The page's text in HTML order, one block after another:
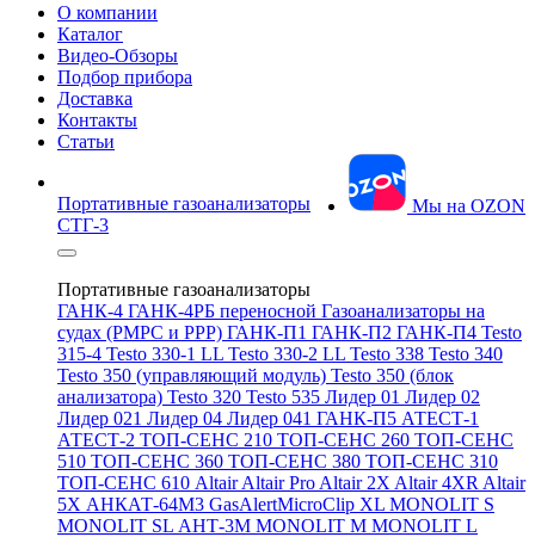
О компании
Каталог
Видео-Обзоры
Подбор прибора
Доставка
Контакты
Статьи
Мы на OZON
Портативные газоанализаторы
СТГ-3
Портативные газоанализаторы
ГАНК-4 ГАНК-4РБ переносной Газоанализаторы на
судах (РМРС и РРР) ГАНК-П1 ГАНК-П2 ГАНК-П4 Testo
315-4 Testo 330-1 LL Testo 330-2 LL Testo 338 Testo 340
Testo 350 (управляющий модуль) Testo 350 (блок
анализатора) Testo 320 Testo 535 Лидер 01 Лидер 02
Лидер 021 Лидер 04 Лидер 041 ГАНК-П5 АТЕСТ-1
АТЕСТ-2 ТОП-СЕНС 210 ТОП-СЕНС 260 ТОП-СЕНС
510 ТОП-СЕНС 360 ТОП-СЕНС 380 ТОП-СЕНС 310
ТОП-СЕНС 610 AltairAltair Pro Altair 2X Altair 4XR Altair
5X АНКАТ-64М3 GasAlertMicroClip XL MONOLIT S
MONOLIT SL АНТ-3М MONOLIT M MONOLIT L